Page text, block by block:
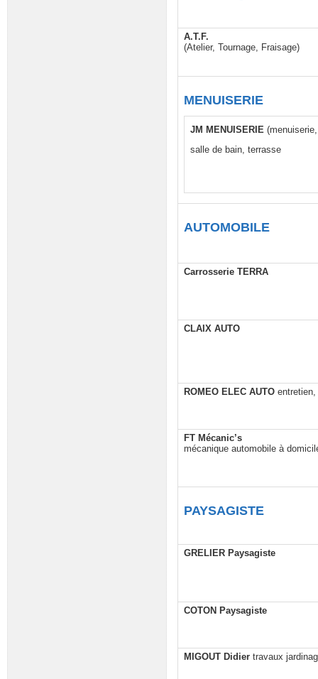
A.T.F.
(Atelier, Tournage, Fraisage)
MENUISERIE
JM MENUISERIE
salle de bain, terrasse
AUTOMOBILE
Carrosserie TERRA
CLAIX AUTO
ROMEO ELEC AUTO entretien,
FT Mécanic’s
mécanique automobile à
PAYSAGISTE
GRELIER Paysagiste
COTON Paysagiste
MIGOUT Didier travaux